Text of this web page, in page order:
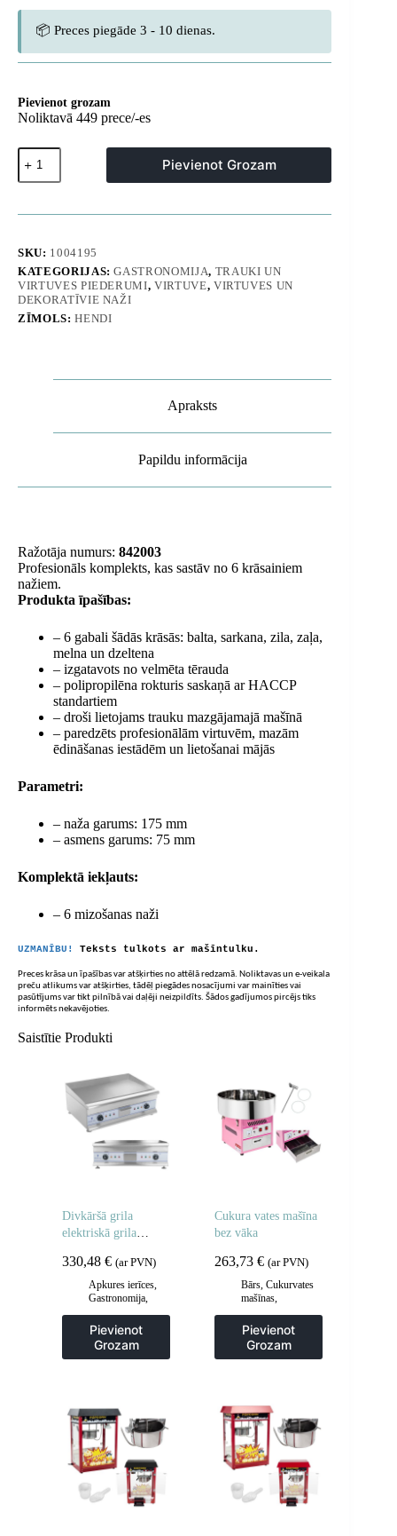
📦 Preces piegāde 3 - 10 dienas.
Pievienot grozam
Noliktavā 449 prece/-es
HACCP
mizošanas
naži
gab.
-
Hendi
842003
daudzums
Pievienot Grozam
SKU: 1004195
KATEGORIJAS:GASTRONOMIJA, TRAUKI UN
VIRTUVES PIEDERUMI,VIRTUVE, VIRTUVES UN
DEKORATĪVIE NAŽI
ZĪMOLS:HENDI
Apraksts
Papildu informācija
Ražotāja numurs: 842003
Profesionāls komplekts, kas sastāv no 6 krāsainiem
nažiem.
Produkta īpašības:
– 6 gabali šādās krāsās: balta, sarkana, zila, zaļa,
melna un dzeltena
– izgatavots no velmēta tērauda
– polipropilēna rokturis saskaņā ar HACCP
standartiem
– droši lietojams trauku mazgājamajā mašīnā
– paredzēts profesionālām virtuvēm, mazām
ēdināšanas iestādēm un lietošanai mājās
Parametri:
– naža garums: 175 mm
– asmens garums: 75 mm
Komplektā iekļauts:
– 6 mizošanas naži
UZMANĪBU! Teksts tulkots ar mašīntulku.
Preces krāsa un īpašības var atšķirties no attēlā redzamā. Noliktavas un e-veikala
preču atlikums var atšķirties, tādēļ piegādes nosacījumi var mainīties vai
pasūtījums var tikt pilnībā vai daļēji neizpildīts. Šādos gadījumos pircējs tiks
informēts nekavējoties.
Saistītie Produkti
Divkāršā grila
elektriskā grila
330,48 € (ar PVN)
Apkures ierīces
Gastronomija
sildīšanas
plāksnes,Grila
šķīvji,Virtuve
Pievienot
Grozam
Cukura vates mašīna
bez vāka
263,73€ (ar PVN)
Bārs ,Cukurvates
mašīnas
Pievienot
Grozam